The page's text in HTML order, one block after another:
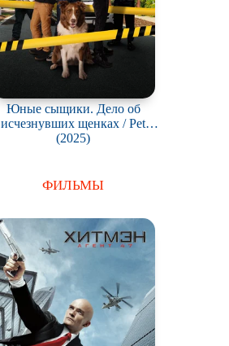
Юные сыщики. Дело об
исчезнувших щенках / Pet
Investigators
(2025)
ФИЛЬМЫ